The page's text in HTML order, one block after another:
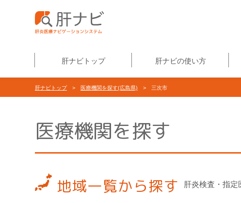
肝ナビトップ 肝ナビの使い方
肝ナビトップ> 医療機関を探す(広島県) > 三次市
医療機関を探す
地域一覧から探す 肝炎検査・指